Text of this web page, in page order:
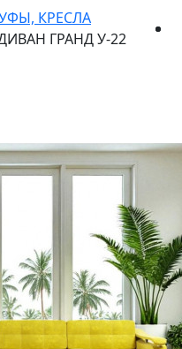
КРЕСЛА
ГРАНД У-22